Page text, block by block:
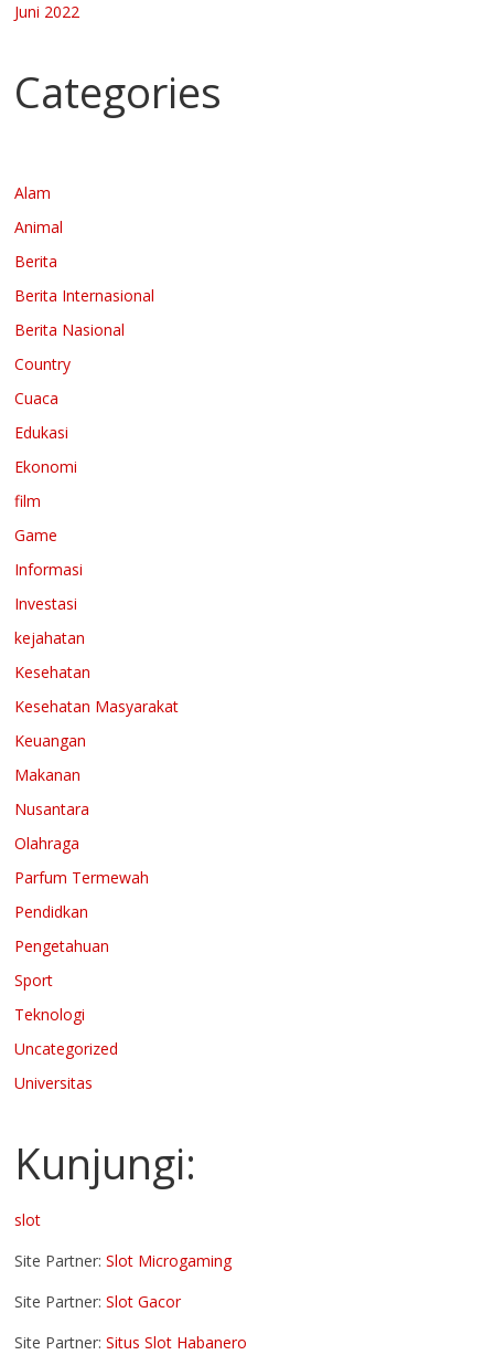
Juni 2022
Categories
Alam
Animal
Berita
Berita Internasional
Berita Nasional
Country
Cuaca
Edukasi
Ekonomi
film
Game
Informasi
Investasi
kejahatan
Kesehatan
Kesehatan Masyarakat
Keuangan
Makanan
Nusantara
Olahraga
Parfum Termewah
Pendidkan
Pengetahuan
Sport
Teknologi
Uncategorized
Universitas
Kunjungi:
slot
Site Partner:Slot Microgaming
Site Partner:Slot Gacor
Site Partner:Situs Slot Habanero